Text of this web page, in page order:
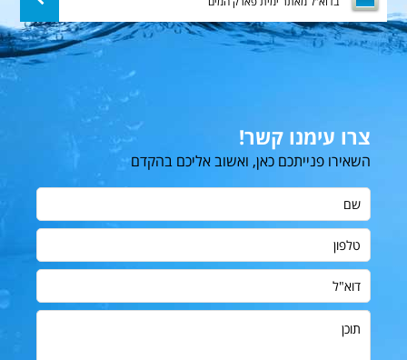
שלכם
צרו עימנו קשר!
השאירו פנייתכם כאן, ואשוב אליכם בהקדם
שם
טלפון
דוא"ל
תוכן